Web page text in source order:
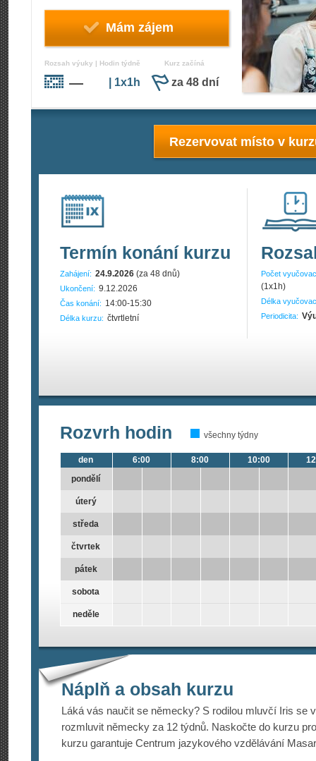
Mám zájem
Rozsah výuky | Hodin týdně
— | 1x1h
Kurz začíná
za 48 dní
Rezervovat místo v
Termín konání kurzu
Zahájení: 24.9.2026 (za 48 dnů)
Ukončení: 9.12.2026
Čas konání: 14:00-15:30
Délka kurzu: čtvrtletní
Počet
(1x1h)
Délka
Periodicita:
Rozvrh hodin všechny týdny
den
pondělí
úterý
středa
čtvrtek
pátek
sobota
neděle
6:00 8:00 10:00
Náplň a obsah kurzu
Láká vás naučit se německy? S rodilou mluvčí Iris se
rozmluvit německy za 12 týdnů. Naskočte do kurzu
kurzu garantuje Centrum jazykového vzdělávání